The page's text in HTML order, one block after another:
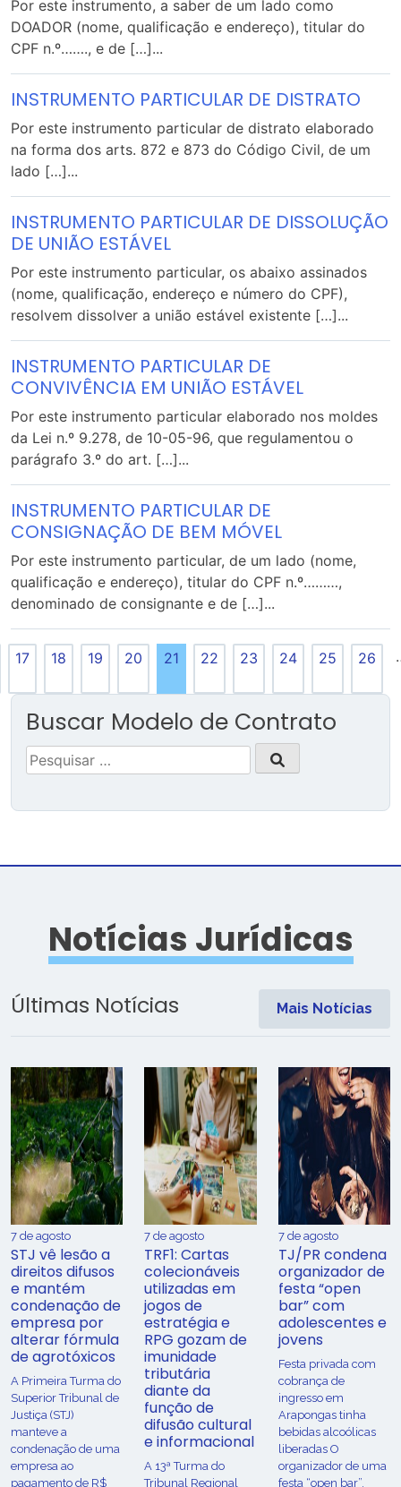
Por este instrumento, a saber de um lado como
DOADOR (nome, qualificação e endereço), titular do
CPF n.º……., e de […]...
INSTRUMENTO PARTICULAR DE DISTRATO
Por este instrumento particular de distrato elaborado
na forma dos arts. 872 e 873 do Código Civil, de um
lado […]...
INSTRUMENTO PARTICULAR DE DISSOLUÇÃO
DE UNIÃO ESTÁVEL
Por este instrumento particular, os abaixo assinados
(nome, qualificação, endereço e número do CPF),
resolvem dissolver a união estável existente […]...
INSTRUMENTO PARTICULAR DE
CONVIVÊNCIA EM UNIÃO ESTÁVEL
Por este instrumento particular elaborado nos moldes
da Lei n.º 9.278, de 10-05-96, que regulamentou o
parágrafo 3.º do art. […]...
INSTRUMENTO PARTICULAR DE
CONSIGNAÇÃO DE BEM MÓVEL
Por este instrumento particular, de um lado (nome,
qualificação e endereço), titular do CPF n.º………,
denominado de consignante e de […]...
17 18 19 20 21 22 23 24 25 26
Buscar Modelo de Contrato
Pesquisar
por:
Notícias Jurídicas
Últimas Notícias Mais Notícias
7 de agosto
STJ vê lesão a
direitos difusos
e mantém
condenação de
empresa por
alterar fórmula
de agrotóxicos
​A Primeira Turma do
Superior Tribunal de
Justiça (STJ)
manteve a
condenação de uma
empresa ao
pagamento de R$
7 de agosto
TRF1: Cartas
colecionáveis
utilizadas em
jogos de
estratégia e
RPG gozam de
imunidade
tributária
diante da
função de
difusão cultural
e informacional
A 13ª Turma do
Tribunal Regional
7 de agosto
TJ/PR condena
organizador de
festa “open
bar” com
adolescentes e
jovens
Festa privada com
cobrança de
ingresso em
Arapongas tinha
bebidas alcoólicas
liberadas O
organizador de uma
festa “open bar”,